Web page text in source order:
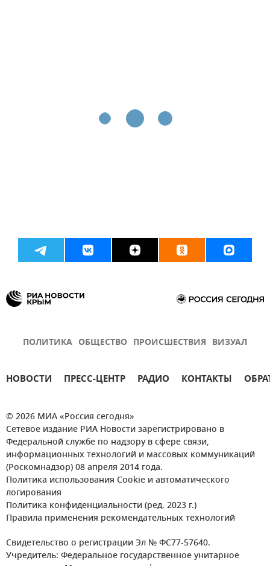
ПОЛИТИКА ОБЩЕСТВО ПРОИСШЕСТВИЯ ВИЗУАЛ
НОВОСТИ ПРЕСС-ЦЕНТР РАДИО КОНТАКТЫ
© 2026 МИА «Россия сегодня»
Сетевое издание РИА Новости зарегистрировано в
Федеральной службе по надзору в сфере связи,
информационных технологий и массовых коммуникаций
(Роскомнадзор) 08 апреля 2014 года.
Политика использования Cookie и автоматического
логирования
Политика конфиденциальности (ред. 2023 г.)
Правила применения рекомендательных технологий
Свидетельство о регистрации Эл № ФС77-57640.
Учредитель: Федеральное государственное унитарное